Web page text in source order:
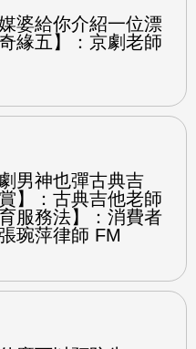
婆給你介紹一位漂
緣五】：京劇老師
男神也彈古典吉
】：古典吉他老師
服務法】：消費者
琬萍律師 FM